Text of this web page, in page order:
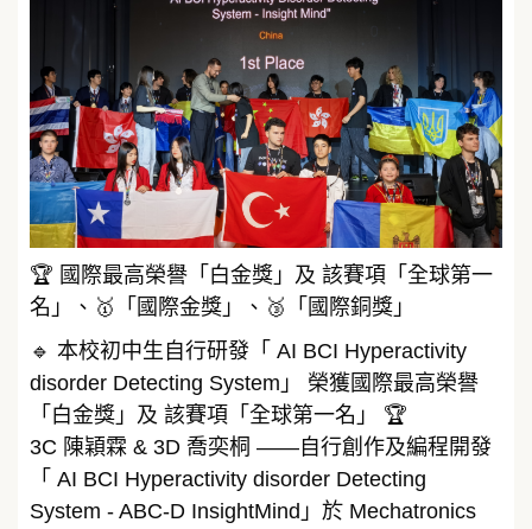
🏆 國際最高榮譽「白金獎」及 該賽項「全球第一
名」、🥇「國際金獎」、🥉「國際銅獎」
🔹 本校初中生自行研發「 AI BCI Hyperactivity
disorder Detecting System」 榮獲國際最高榮譽
「白金獎」及 該賽項「全球第一名」 🏆
3C 陳穎霖 & 3D 喬奕桐 ——自行創作及編程開發
「 AI BCI Hyperactivity disorder Detecting
System - ABC-D InsightMind」於 Mechatronics